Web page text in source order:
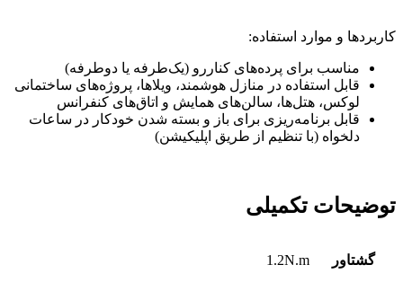
کاربردها و موارد استفاده:
مناسب برای پرده‌های کناررو (یک‌طرفه یا دوطرفه)
قابل استفاده در منازل هوشمند، ویلاها، پروژه‌های ساختمانی
لوکس، هتل‌ها، سالن‌های همایش و اتاق‌های کنفرانس
قابل برنامه‌ریزی برای باز و بسته شدن خودکار در ساعات
دلخواه (با تنظیم از طریق اپلیکیشن)
توضیحات تکمیلی
گشتاور 1.2N.m